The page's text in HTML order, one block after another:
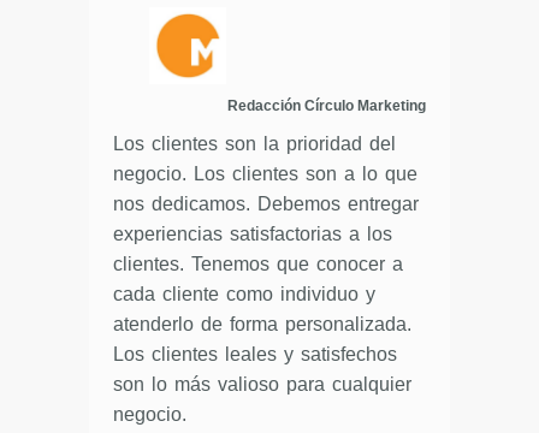
Redacción Círculo Marketing
Los clientes son la prioridad del
negocio. Los clientes son a lo que
nos dedicamos. Debemos entregar
experiencias satisfactorias a los
clientes. Tenemos que conocer a
cada cliente como individuo y
atenderlo de forma personalizada.
Los clientes leales y satisfechos
son lo más valioso para cualquier
negocio.